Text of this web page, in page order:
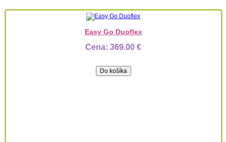
Easy Go Duoflex
Cena:369.00 €